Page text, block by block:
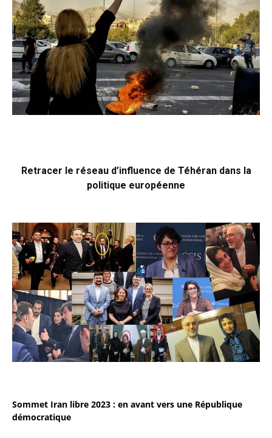
Retracer le réseau d’influence de Téhéran dans la
politique européenne
Sommet Iran libre 2023 : en avant vers une République
démocratique